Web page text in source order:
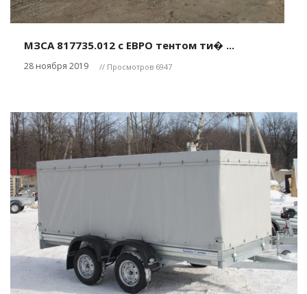
МЗСА 817735.012 с ЕВРО тентом ти� ...
28 ноября 2019 // Просмотров 6947